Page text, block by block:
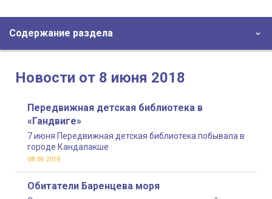
Содержание раздела
Новости от 8 июня 2018
Передвижная детская библиотека в
«Гандвиге»
7 июня Передвижная детская библиотека побывала в
городе Кандалакше
08.06.2018
Обитатели Баренцева моря